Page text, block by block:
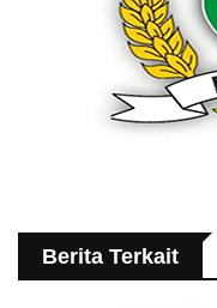
Berita Terkait